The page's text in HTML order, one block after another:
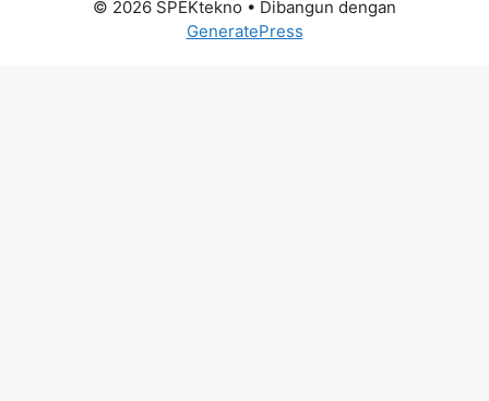
© 2026 SPEKtekno • Dibangun dengan
GeneratePress